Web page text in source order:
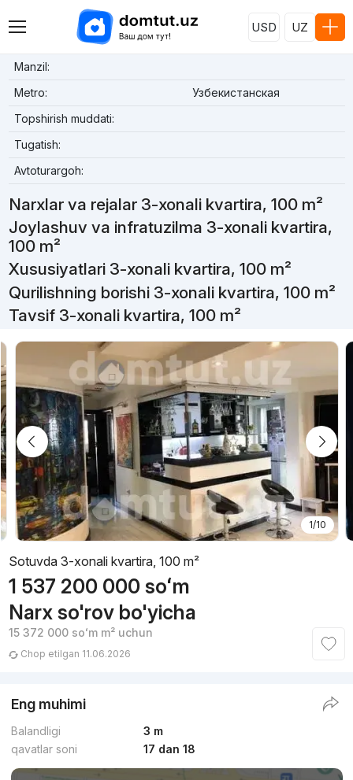
USD UZ
Manzil:
Metro:
Узбекистанская
Topshirish muddati:
Tugatish:
Avtoturargoh:
Narxlar va rejalar 3-xonali kvartira, 100 m²
Joylashuv va infratuzilma 3-xonali kvartira,
100 m²
Xususiyatlari 3-xonali kvartira, 100 m²
Qurilishning borishi 3-xonali kvartira, 100 m²
Tavsif 3-xonali kvartira, 100 m²
1/10
Sotuvda 3-xonali kvartira, 100 m²
1 537 200 000 soʻm
Narx so'rov bo'yicha
15 372 000 soʻmm² uchun
Chop etilgan 11.06.2026
Eng muhimi
Balandligi
3 m
qavatlar soni
17 dan 18